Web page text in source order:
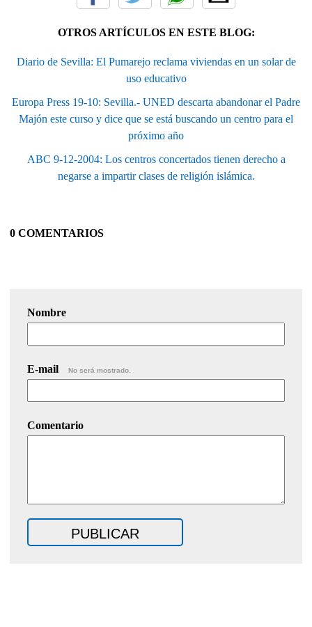
OTROS ARTÍCULOS EN ESTE BLOG:
Diario de Sevilla: El Pumarejo reclama viviendas en un solar de
uso educativo
Europa Press 19-10: Sevilla.- UNED descarta abandonar el Padre
Majón este curso y dice que se está buscando un centro para el
próximo año
ABC 9-12-2004: Los centros concertados tienen derecho a
negarse a impartir clases de religión islámica.
0 COMENTARIOS
Nombre
E-mail No será mostrado.
Comentario